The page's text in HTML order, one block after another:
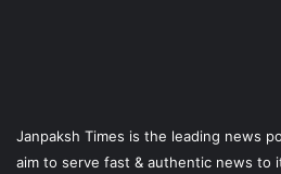
Janpaksh Times is the leading news
aim to serve fast & authentic news to